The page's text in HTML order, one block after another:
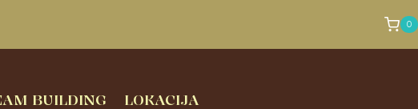
0
BUILDING LOKACIJA